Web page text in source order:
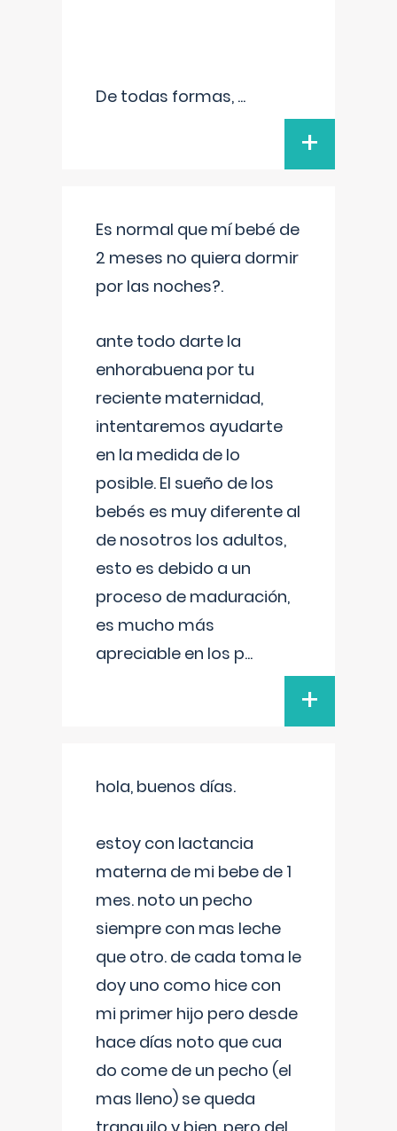
De todas formas, ...
+
Es normal que mí bebé de
2 meses no quiera dormir
por las noches?.
ante todo darte la
enhorabuena por tu
reciente maternidad,
intentaremos ayudarte
en la medida de lo
posible. El sueño de los
bebés es muy diferente al
de nosotros los adultos,
esto es debido a un
proceso de maduración,
es mucho más
apreciable en los p...
+
hola, buenos días.
estoy con lactancia
materna de mi bebe de 1
mes. noto un pecho
siempre con mas leche
que otro. de cada toma le
doy uno como hice con
mi primer hijo pero desde
hace días noto que cua
do come de un pecho (el
mas lleno) se queda